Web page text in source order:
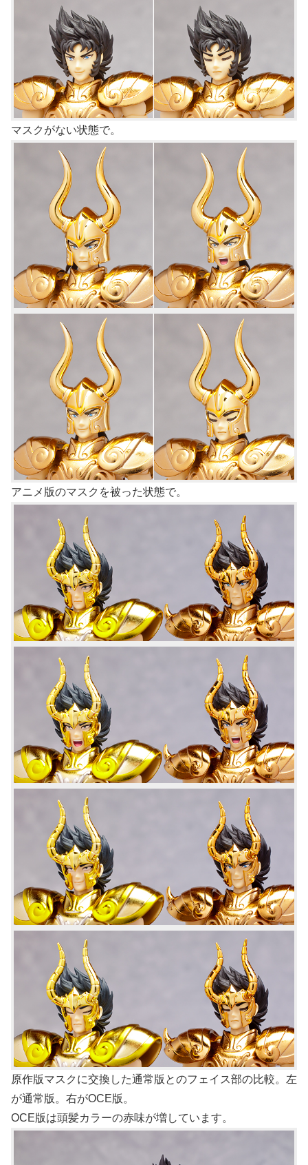
マスクがない状態で。
アニメ版のマスクを被った状態で。
原作版マスクに交換した通常版とのフェイス部の比較。左
が通常版。右がOCE版。
OCE版は頭髪カラーの赤味が増しています。